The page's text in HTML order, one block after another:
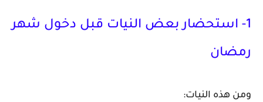
1- استحضار بعض النيات قبل دخول شهر
رمضان
ومن هذه النيات: